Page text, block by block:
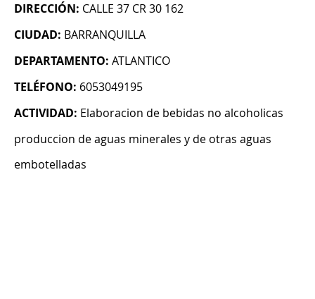
DIRECCIÓN: CALLE 37 CR 30 162
CIUDAD: BARRANQUILLA
DEPARTAMENTO: ATLANTICO
TELÉFONO: 6053049195
ACTIVIDAD: Elaboracion de bebidas no alcoholicas
produccion de aguas minerales y de otras aguas
embotelladas